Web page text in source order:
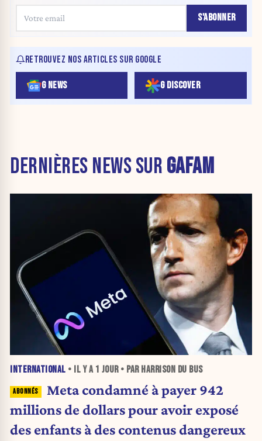
S'ABONNER
RETROUVEZ NOS ARTICLES SUR GOOGLE
G NEWS G DISCOVER
DERNIÈRES NEWS SUR GAFAM
INTERNATIONAL • IL Y A 1 JOUR• PAR HARRISON DU BUS
Meta condamné à payer 942
millions de dollars pour avoir exposé
des enfants à des contenus dangereux